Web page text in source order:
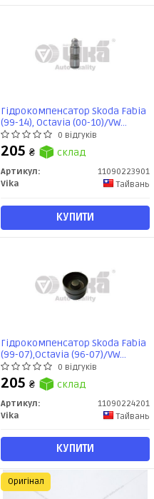
Гідрокомпенсатор Skoda Fabia
(99-14), Octavia (00-10)/VW
Passat (05-14), Caddy (96-15)
(11090223901) VIKA
0 відгуків
205 ₴ склад
Артикул:
11090223901
Vika
Тайвань
КУПИТИ
Гідрокомпенсатор Skoda Fabia
(99-07),Octavia (96-07)/VW
Passat (96-05) (11090224201)
vika
0 відгуків
205 ₴ склад
Артикул:
11090224201
Vika
Тайвань
КУПИТИ
Оригінал